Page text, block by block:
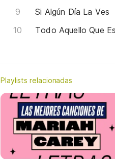
Si Algún Día La Ves
Todo Aquello Que
Playlists relacionadas